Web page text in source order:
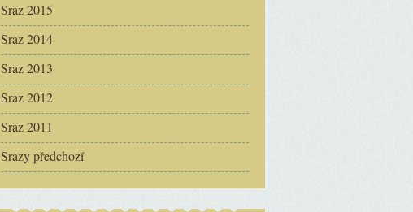
Sraz 2015
Sraz 2014
Sraz 2013
Sraz 2012
Sraz 2011
Srazy předchozí